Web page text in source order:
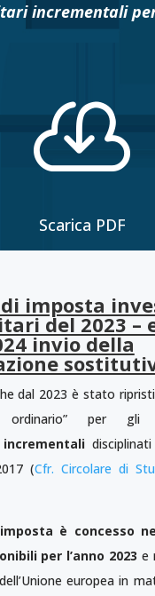
incrementali

Scarica PDF
imposta
del 2023 –
invio della
dal 2023 è stato
ordinario” per gli
(Cfr. Circolare di
è concesso
per l’anno 2023 e
europea in